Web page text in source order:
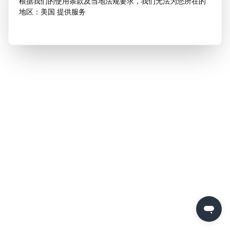
地区：美国 提供服务